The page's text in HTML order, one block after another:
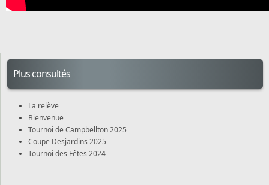
Plus consultés
La relève
Bienvenue
Tournoi de Campbellton 2025
Coupe Desjardins 2025
Tournoi des Fêtes 2024